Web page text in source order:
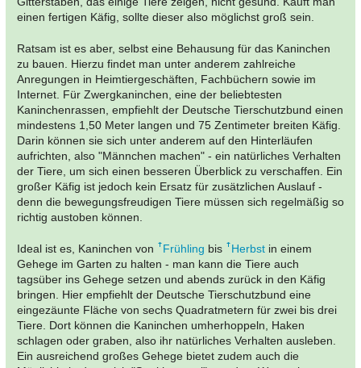
einen fertigen Käfig, sollte dieser also möglichst groß sein.
Ratsam ist es aber, selbst eine Behausung für das Kaninchen
zu bauen. Hierzu findet man unter anderem zahlreiche
Anregungen in Heimtiergeschäften, Fachbüchern sowie im
Internet. Für Zwergkaninchen, eine der beliebtesten
Kaninchenrassen, empfiehlt der Deutsche Tierschutzbund einen
mindestens 1,50 Meter langen und 75 Zentimeter breiten Käfig.
Darin können sie sich unter anderem auf den Hinterläufen
aufrichten, also "Männchen machen" - ein natürliches Verhalten
der Tiere, um sich einen besseren Überblick zu verschaffen. Ein
großer Käfig ist jedoch kein Ersatz für zusätzlichen Auslauf -
denn die bewegungsfreudigen Tiere müssen sich regelmäßig so
richtig austoben können.
Ideal ist es, Kaninchen von Frühling bis Herbst in einem
Gehege im Garten zu halten - man kann die Tiere auch
tagsüber ins Gehege setzen und abends zurück in den Käfig
bringen. Hier empfiehlt der Deutsche Tierschutzbund eine
eingezäunte Fläche von sechs Quadratmetern für zwei bis drei
Tiere. Dort können die Kaninchen umherhoppeln, Haken
schlagen oder graben, also ihr natürliches Verhalten ausleben.
Ein ausreichend großes Gehege bietet zudem auch die